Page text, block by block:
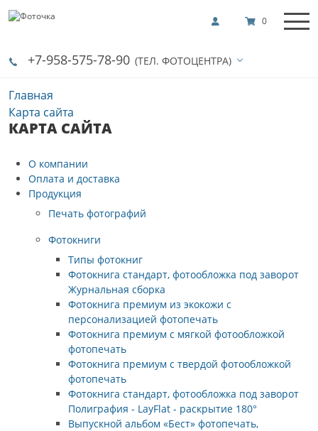
+7-958-575-78-90 (ТЕЛ. ФОТОЦЕНТРА)
0
Главная
Карта сайта
КАРТА САЙТА
О компании
Оплата и доставка
Продукция
Печать фотографий
Фотокниги
Типы фотокниг
Фотокнига стандарт, фотообложка под заворот
Журнальная сборка
Фотокнига премиум из экокожи с
персонализацией фотопечать
Фотокнига премиум с мягкой фотообложкой
фотопечать
Фотокнига премиум с твердой фотообложкой
фотопечать
Фотокнига стандарт, фотообложка под заворот
Полиграфия - LayFlat - раскрытие 180°
Выпускной альбом «Бест» фотопечать,